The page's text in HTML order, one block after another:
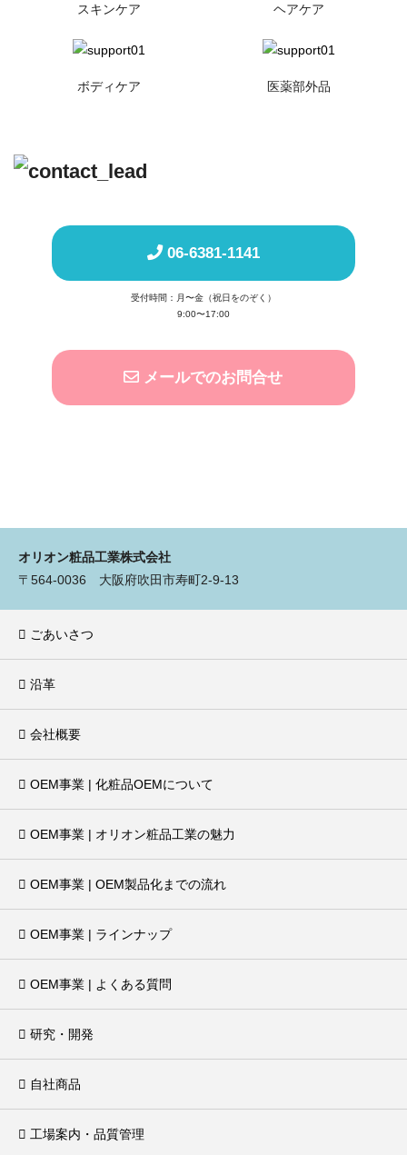
スキンケア ヘアケア
ボディケア 医薬部外品
06-6381-1141
受付時間：月〜金（祝日をのぞく）
9:00〜17:00
メールでのお問合せ
オリオン粧品工業株式会社
〒564-0036 大阪府吹田市寿町2-9-13
ごあいさつ
沿革
会社概要
OEM事業 | 化粧品OEMについて
OEM事業 | オリオン粧品工業の魅力
OEM事業 | OEM製品化までの流れ
OEM事業 | ラインナップ
OEM事業 | よくある質問
研究・開発
自社商品
工場案内・品質管理